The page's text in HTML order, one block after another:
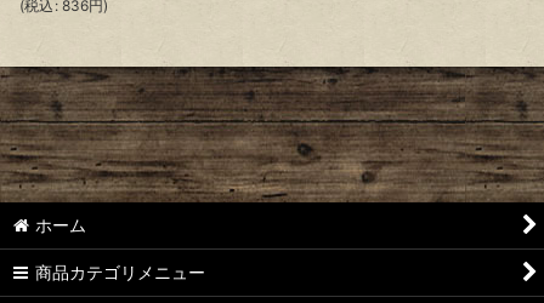
(税込 : 836円)
ホーム
商品カテゴリメニュー